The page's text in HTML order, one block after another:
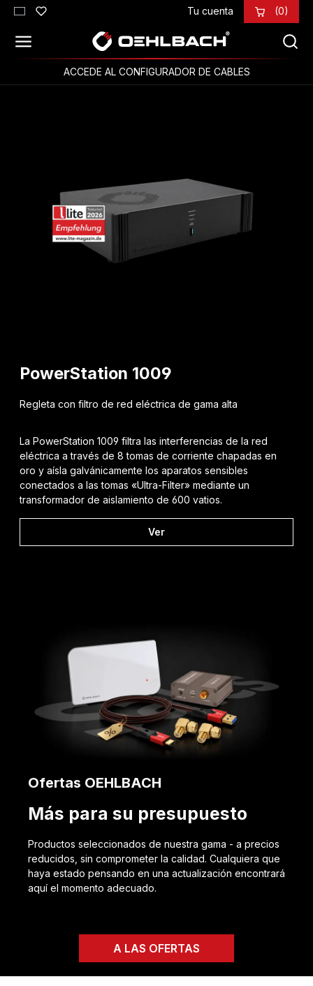
Saltar al contenido principal Tu cuenta (0)
ACCEDE AL CONFIGURADOR DE CABLES
PowerStation 1009
Regleta con filtro de red eléctrica de gama alta
La PowerStation 1009 filtra las interferencias de la red
eléctrica a través de 8 tomas de corriente chapadas en
oro y aísla galvánicamente los aparatos sensibles
conectados a las tomas «Ultra-Filter» mediante un
transformador de aislamiento de 600 vatios.
Ver
Ofertas OEHLBACH
Más para su presupuesto
Productos seleccionados de nuestra gama - a precios
reducidos, sin comprometer la calidad. Cualquiera que
haya estado pensando en una actualización encontrará
aquí el momento adecuado.
A LAS OFERTAS